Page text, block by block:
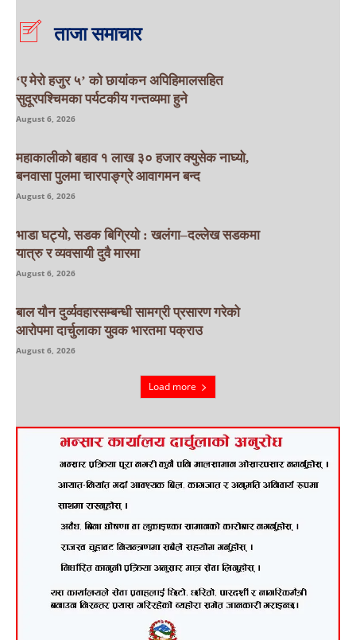
ताजा समाचार
‘ए मेरो हजुर ५’ को छायांकन अपिहिमालसहित
सुदूरपश्चिमका पर्यटकीय गन्तव्यमा हुने
August 6, 2026
महाकालीको बहाव १ लाख ३० हजार क्युसेक नाघ्यो,
बनवासा पुलमा चारपाङ्ग्रे आवागमन बन्द
August 6, 2026
भाडा घट्यो, सडक बिग्रियो : खलंगा–दल्लेख सडकमा
यात्रु र व्यवसायी दुवै मारमा
August 6, 2026
बाल यौन दुर्व्यवहारसम्बन्धी सामग्री प्रसारण गरेको
आरोपमा दार्चुलाका युवक भारतमा पक्राउ
August 6, 2026
Load more